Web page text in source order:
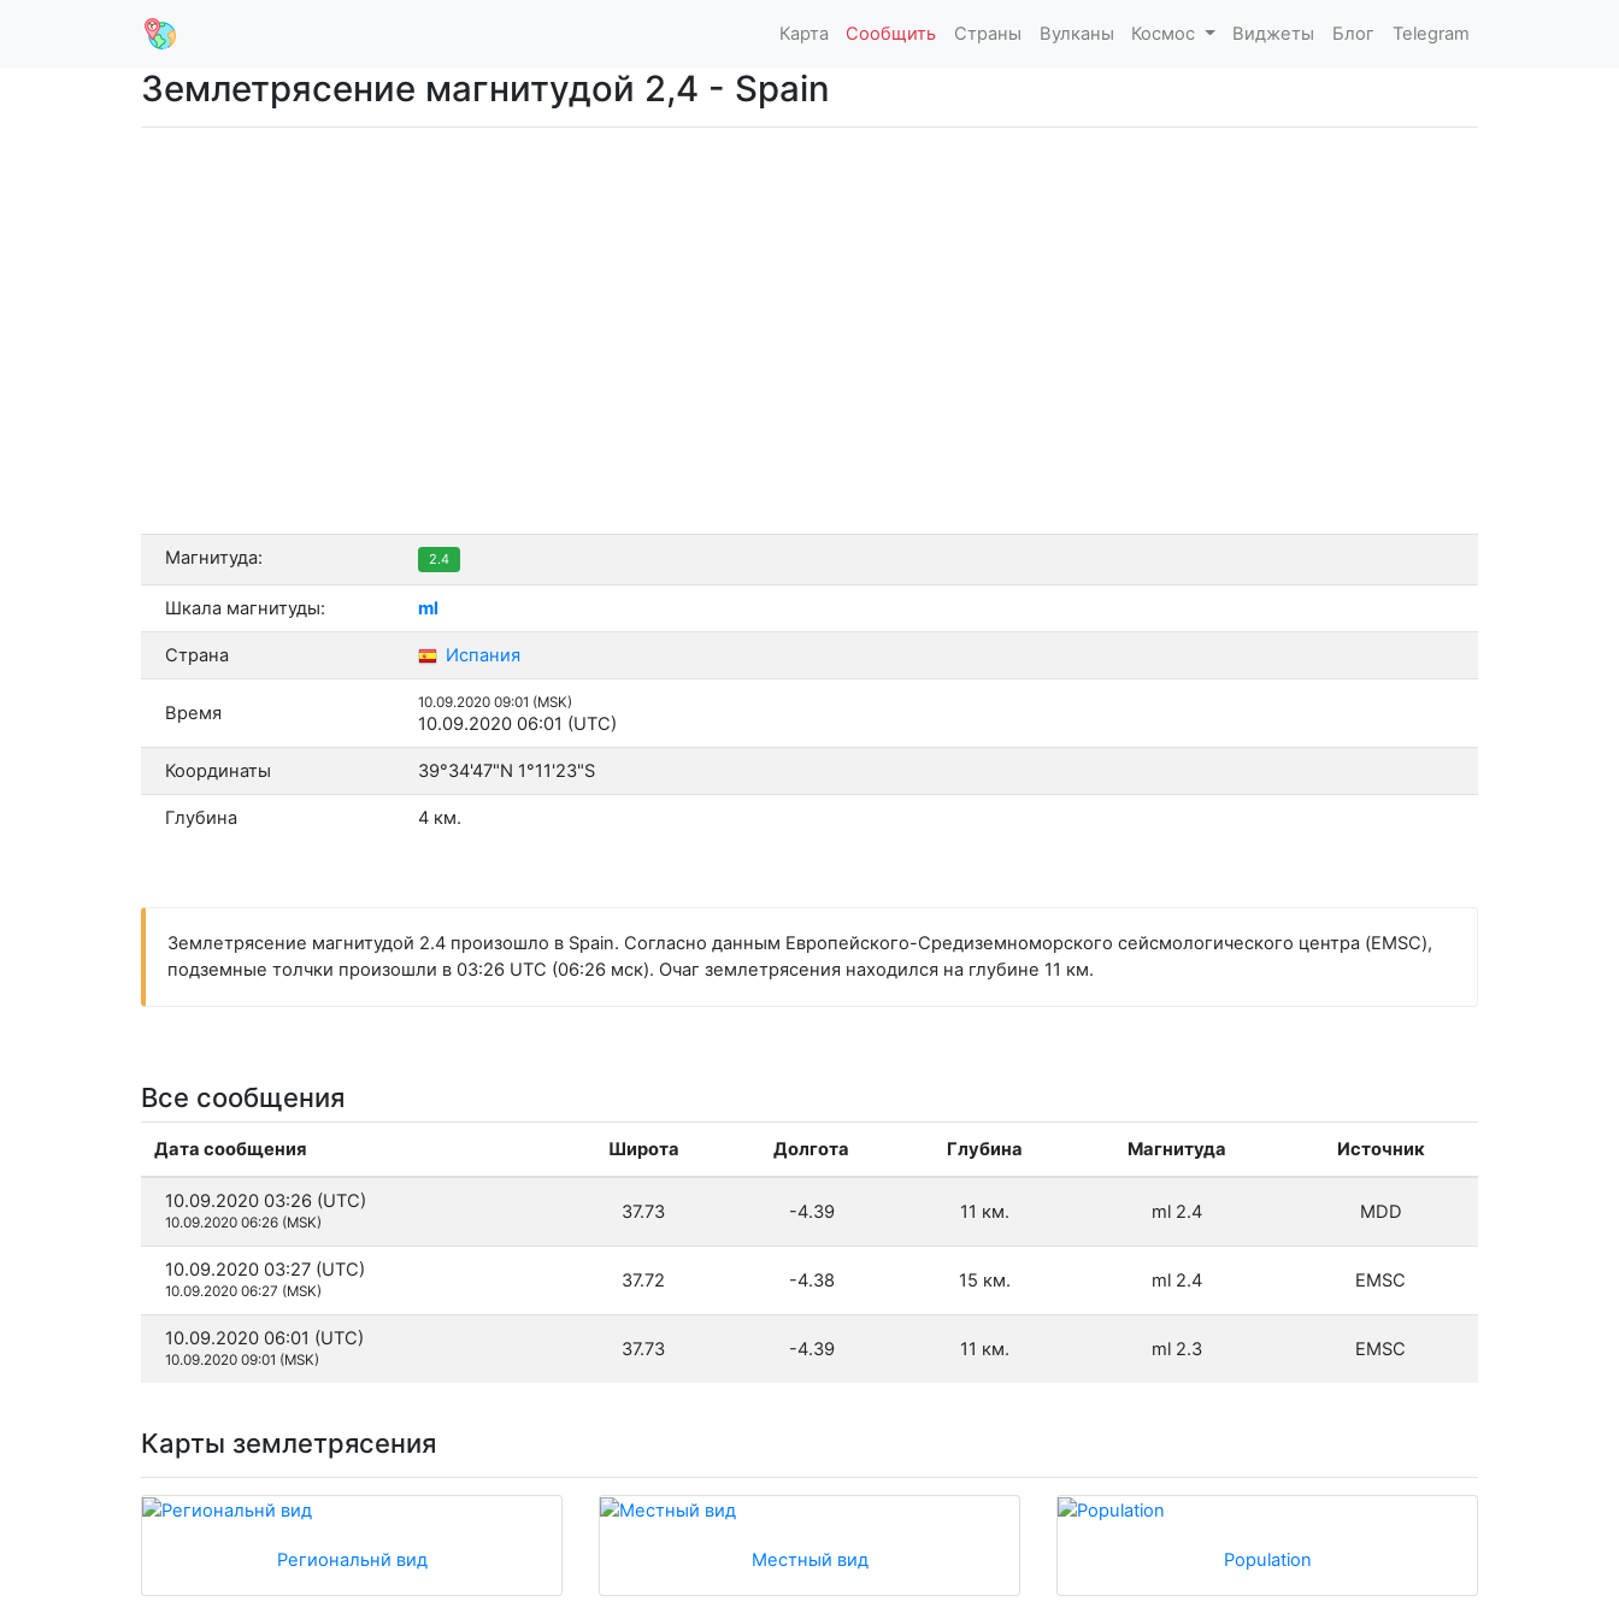
Карта Сообщить Страны Вулканы Космос Виджеты Блог Telegram
Землетрясение магнитудой 2,4 - Spain
Магнитуда: 2.4
Шкала магнитуды: ml
Страна Испания
Время 10.09.2020 09:01 (MSK)
10.09.2020 06:01 (UTC)
Координаты 39°34'47"N 1°11'23"S
Глубина 4 км.
Землетрясение магнитудой 2.4 произошло в Spain. Согласно данным Европейского-Средиземноморского сейсмологического центра (EMSC),
подземные толчки произошли в 03:26 UTC (06:26 мск). Очаг землетрясения находился на глубине 11 км.
Все сообщения
Дата сообщения Широта Долгота Глубина Магнитуда Источник
10.09.2020 03:26 (UTC)
10.09.2020 06:26 (MSK) 37.73 -4.39 11 км. ml 2.4 MDD
10.09.2020 03:27 (UTC)
10.09.2020 06:27 (MSK) 37.72 -4.38 15 км. ml 2.4 EMSC
10.09.2020 06:01 (UTC)
10.09.2020 09:01 (MSK) 37.73 -4.39 11 км. ml 2.3 EMSC
Карты землетрясения
Региональнй вид Местный вид Population